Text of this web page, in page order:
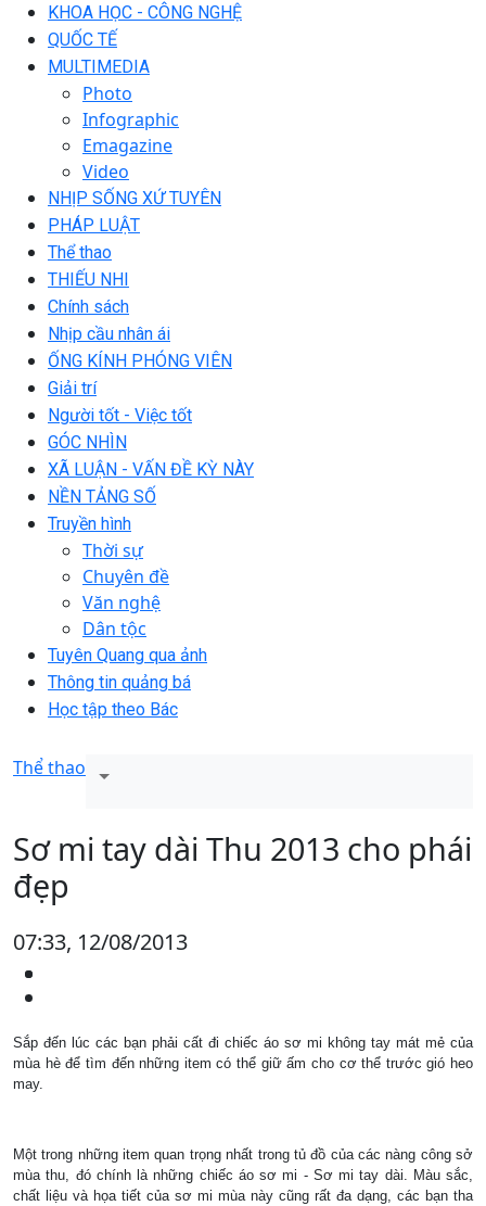
KHOA HỌC - CÔNG NGHỆ
QUỐC TẾ
MULTIMEDIA
Photo
Infographic
Emagazine
Video
NHỊP SỐNG XỨ TUYÊN
PHÁP LUẬT
Thể thao
THIẾU NHI
Chính sách
Nhịp cầu nhân ái
ỐNG KÍNH PHÓNG VIÊN
Giải trí
Người tốt - Việc tốt
GÓC NHÌN
XÃ LUẬN - VẤN ĐỀ KỲ NÀY
NỀN TẢNG SỐ
Truyền hình
Thời sự
Chuyên đề
Văn nghệ
Dân tộc
Tuyên Quang qua ảnh
Thông tin quảng bá
Học tập theo Bác
Thể thao
Sơ mi tay dài Thu 2013 cho phái
đẹp
07:33, 12/08/2013
Sắp đến lúc các bạn phải cất đi chiếc áo sơ mi không tay mát mẻ của
mùa hè để tìm đến những item có thể giữ ấm cho cơ thể trước gió heo
may.
Một trong những item quan trọng nhất trong tủ đồ của các nàng công sở
mùa thu, đó chính là những chiếc áo sơ mi - Sơ mi tay dài. Màu sắc,
chất liệu và họa tiết của sơ mi mùa này cũng rất đa dạng, các bạn tha